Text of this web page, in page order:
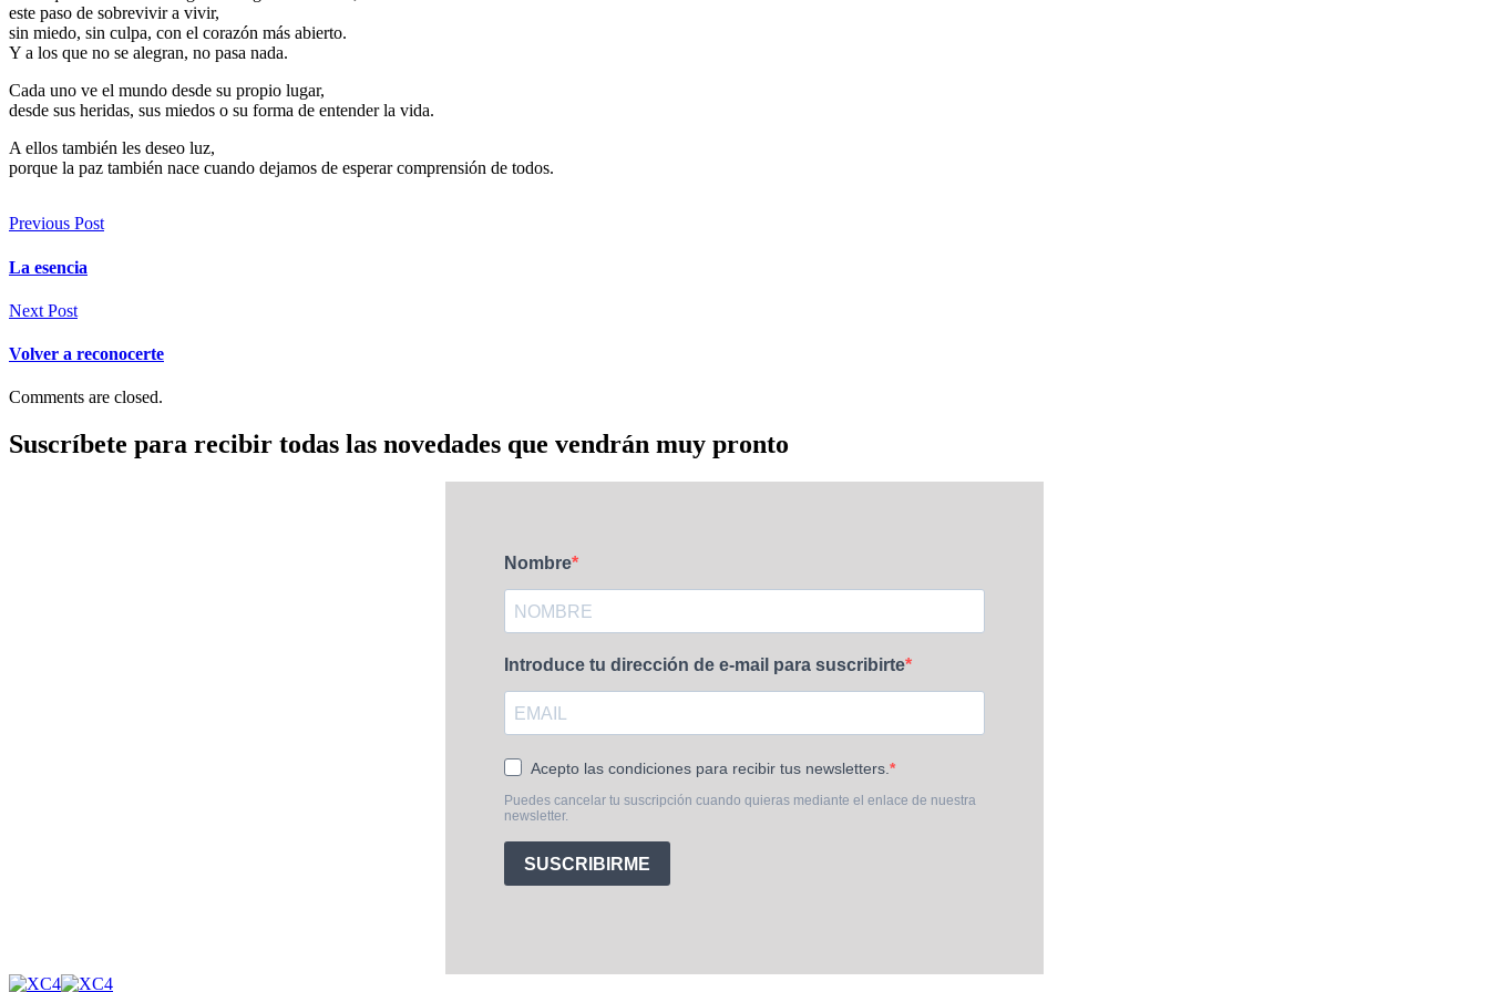
este paso de sobrevivir a vivir,
sin miedo, sin culpa, con el corazón más abierto.
Y a los que no se alegran, no pasa nada.
Cada uno ve el mundo desde su propio lugar,
desde sus heridas, sus miedos o su forma de entender la vida.
A ellos también les deseo luz,
porque la paz también nace cuando dejamos de esperar comprensión de todos.
Previous Post
La esencia
Next Post
Volver a reconocerte
Comments are closed.
Suscríbete para recibir todas las novedades que vendrán muy pronto